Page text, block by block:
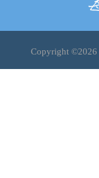
Copyright ©2026